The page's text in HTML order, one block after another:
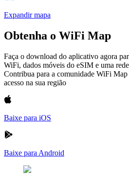
Expandir mapa
Obtenha o WiFi Map
Faça o download do aplicativo agora
WiFi, dados móveis do eSIM e uma
Contribua para a comunidade WiFi
acesso na sua região
Baixe para iOS
Baixe para Android